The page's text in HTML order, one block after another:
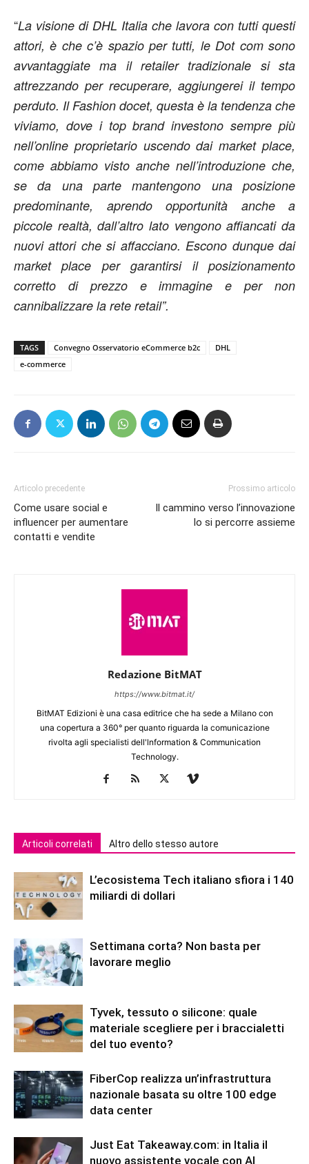
“La visione di DHL Italia che lavora con tutti questi
attori, è che c’è spazio per tutti, le Dot com sono
avvantaggiate ma il retailer tradizionale si sta
attrezzando per recuperare, aggiungerei il tempo
perduto. Il Fashion docet, questa è la tendenza che
viviamo, dove i top brand investono sempre più
nell’online proprietario uscendo dai market place,
come abbiamo visto anche nell’introduzione che,
se da una parte mantengono una posizione
predominante, aprendo opportunità anche a
piccole realtà, dall’altro lato vengono affiancati da
nuovi attori che si affacciano. Escono dunque dai
market place per garantirsi il posizionamento
corretto di prezzo e immagine e per non
cannibalizzare la rete retail”.
TAGS Convegno Osservatorio eCommerce b2c
DHL
e-commerce
Articolo precedente
Come usare social e
influencer per aumentare
contatti e vendite
Prossimo articolo
Il cammino verso l’innovazione
lo si percorre assieme
Redazione BitMAT
https://www.bitmat.it/
BitMAT Edizioni è una casa editrice che ha sede a Milano con
una copertura a 360° per quanto riguarda la comunicazione
rivolta agli specialisti dell'lnformation & Communication
Technology.
Articoli correlati Altro dello stesso autore
L’ecosistema Tech italiano sfiora i 140
miliardi di dollari
Settimana corta? Non basta per
lavorare meglio
Tyvek, tessuto o silicone: quale
materiale scegliere per i braccialetti
del tuo evento?
FiberCop realizza un’infrastruttura
nazionale basata su oltre 100 edge
data center
Just Eat Takeaway.com: in Italia il
nuovo assistente vocale con AI